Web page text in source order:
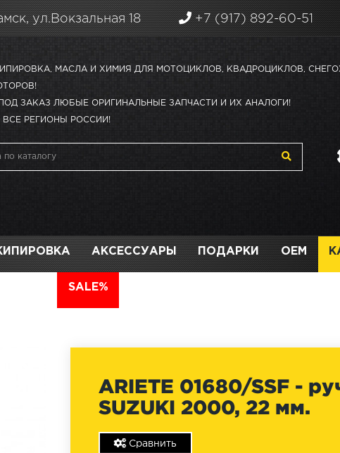
ул.Вокзальная 18 +7 (917) 892-60-51
МАСЛА И ХИМИЯ ДЛЯ МОТОЦИКЛОВ, КВАДРОЦИКЛОВ,
ЗАКАЗ ЛЮБЫЕ ОРИГИНАЛЬНЫЕ ЗАПЧАСТИ И ИХ АНАЛОГИ!
РЕГИОНЫ РОССИИ!
АКСЕССУАРЫ ПОДАРКИ OEM
SALE%
ARIETE 01680/SSF -
SUZUKI 2000, 22 мм.
Сравнить